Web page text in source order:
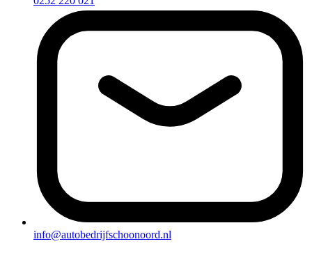
info@autobedrijfschoonoord.nl